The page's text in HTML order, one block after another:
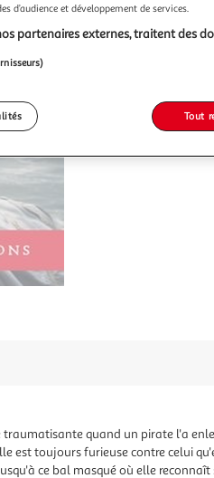
quand un pirate l'a
est toujours furieuse contre celui
ce bal masqué où elle
d’audience et développement de services.
partenaires externes, traitent des
Tout